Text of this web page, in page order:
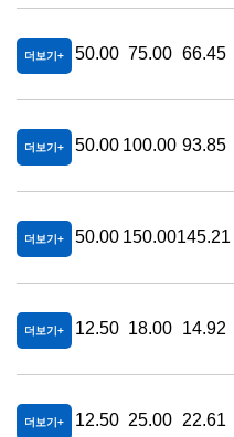
더보기 50.00 75.00 66.45
더보기 50.00 100.00 93.85
더보기 50.00 150.00145.21
더보기 12.50 18.00 14.92
더보기 12.50 25.00 22.61